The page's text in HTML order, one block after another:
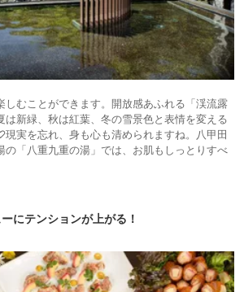
しむことができます。開放感あふれる「渓流露
は新緑、秋は紅葉、冬の雪景色と表情を変える
実を忘れ、身も心も清められますね。八甲田
の「八重九重の湯」では、お肌もしっとりすべ
にテンションが上がる！